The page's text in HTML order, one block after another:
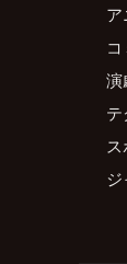
ア
演